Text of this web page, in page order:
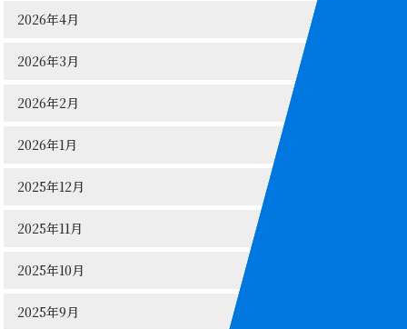
2026年4月
2026年3月
2026年2月
2026年1月
2025年12月
2025年11月
2025年10月
2025年9月